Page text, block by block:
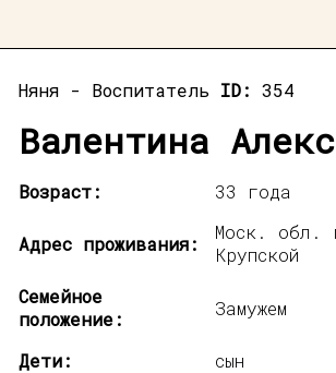
Няня - Воспитатель ID: 354
Валентина
Возраст: 33 года
Адрес проживания:
Моск. обл.
Крупской
Семейное
положение:
Замужем
Дети:
сын